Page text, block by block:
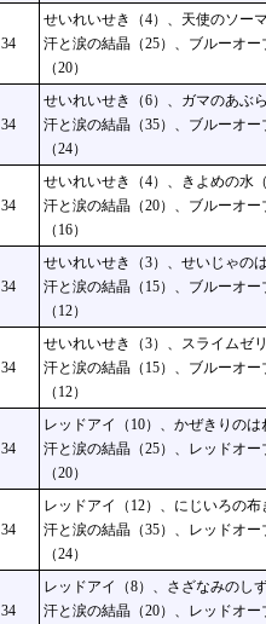
34
せいれいせき（4）、天使のソー
汗と涙の結晶（25）、ブルーオ
（20）
34
せいれいせき（6）、ガマのあぶ
汗と涙の結晶（35）、ブルーオ
（24）
34
せいれいせき（4）、きよめの水
汗と涙の結晶（20）、ブルーオ
（16）
34
せいれいせき（3）、せいじゃの
汗と涙の結晶（15）、ブルーオ
（12）
34
せいれいせき（3）、スライムゼ
汗と涙の結晶（15）、ブルーオ
（12）
34
レッドアイ（10）、かぜきりのは
汗と涙の結晶（25）、レッドオ
（20）
34
レッドアイ（12）、にじいろの布
汗と涙の結晶（35）、レッドオ
（24）
34
レッドアイ（8）、さざなみのし
汗と涙の結晶（20）、レッドオ